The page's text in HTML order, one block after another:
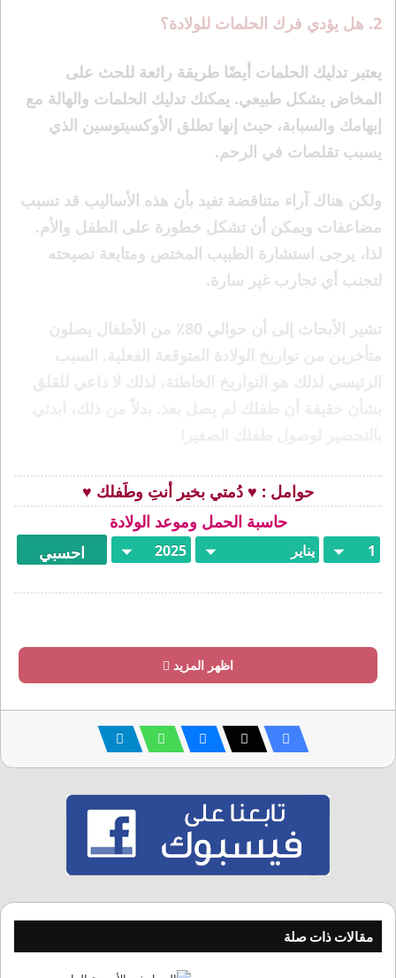
2. هل يؤدي فرك الحلمات للولادة؟
يعتبر تدليك الحلمات أيضًا طريقة رائعة للحث على
المخاض بشكل طبيعي. يمكنك تدليك الحلمات والهالة مع
إبهامك والسبابة، حيث إنها تطلق الأوكسيتوسين الذي
يسبب تقلصات في الرحم.
ولكن هناك آراء متناقضة تفيد بأن هذه الأساليب قد تسبب
مضاعفات ويمكن أن تشكل خطورة على الطفل والأم.
لذا، يرجى استشارة الطبيب المختص ومتابعة نصيحته
لتجنب أي تجارب غير سارة.
تشير الأبحاث إلى أن حوالي 80٪ من الأطفال يصلون
متأخرين من تواريخ الولادة المتوقعة الفعلية. السبب
حوامل : ♥ دُمتي بخير أنتِ وطَفلك ♥
حاسبة الحمل وموعد الولادة
اظهر المزيد
مقالات ذات صلة